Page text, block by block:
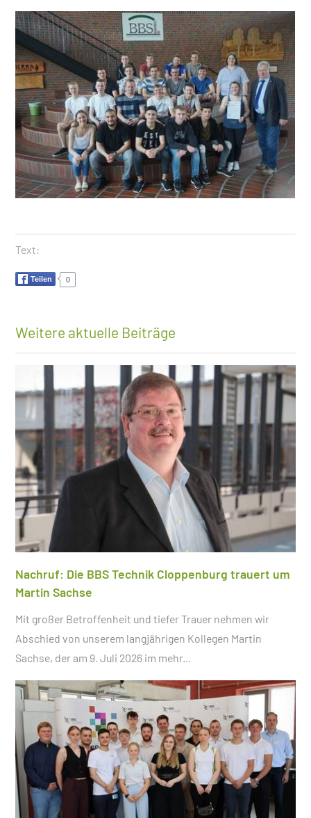
Text:
Teilen 0
Weitere aktuelle Beiträge
Nachruf: Die BBS Technik Cloppenburg trauert um
Martin Sachse
Mit großer Betroffenheit und tiefer Trauer nehmen wir
Abschied von unserem langjährigen Kollegen Martin
Sachse, der am 9. Juli 2026 im mehr...